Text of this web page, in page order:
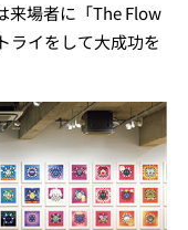
来場者に「The Flow
ライをして大成功を